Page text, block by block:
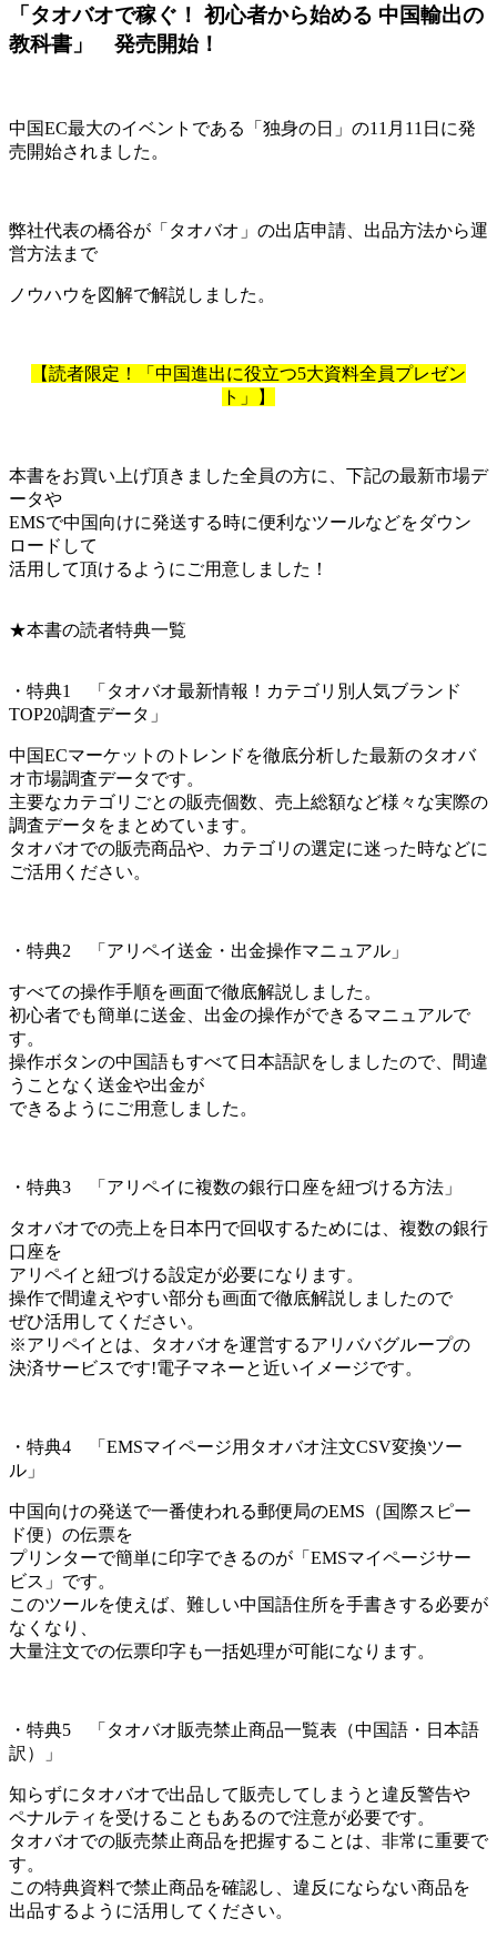
「タオバオで稼ぐ！ 初心者から始める 中国輸出の
教科書」 発売開始！
中国EC最大のイベントである「独身の日」の11月11日に発
売開始されました。
弊社代表の橋谷が「タオバオ」の出店申請、出品方法から運
営方法まで
ノウハウを図解で解説しました。
【読者限定！「中国進出に役立つ5大資料全員プレゼン
ト」】
本書をお買い上げ頂きました全員の方に、下記の最新市場デ
ータや
EMSで中国向けに発送する時に便利なツールなどをダウン
ロードして
活用して頂けるようにご用意しました！
★本書の読者特典一覧
・特典1 「タオバオ最新情報！カテゴリ別人気ブランド
TOP20調査データ」
中国ECマーケットのトレンドを徹底分析した最新のタオバ
オ市場調査データです。
主要なカテゴリごとの販売個数、売上総額など様々な実際の
調査データをまとめています。
タオバオでの販売商品や、カテゴリの選定に迷った時などに
ご活用ください。
・特典2 「アリペイ送金・出金操作マニュアル」
すべての操作手順を画面で徹底解説しました。
初心者でも簡単に送金、出金の操作ができるマニュアルで
す。
操作ボタンの中国語もすべて日本語訳をしましたので、間違
うことなく送金や出金が
できるようにご用意しました。
・特典3 「アリペイに複数の銀行口座を紐づける方法」
タオバオでの売上を日本円で回収するためには、複数の銀行
口座を
アリペイと紐づける設定が必要になります。
操作で間違えやすい部分も画面で徹底解説しましたので
ぜひ活用してください。
※アリペイとは、タオバオを運営するアリババグループの
決済サービスです!電子マネーと近いイメージです。
・特典4 「EMSマイページ用タオバオ注文CSV変換ツー
ル」
中国向けの発送で一番使われる郵便局のEMS（国際スピー
ド便）の伝票を
プリンターで簡単に印字できるのが「EMSマイページサー
ビス」です。
このツールを使えば、難しい中国語住所を手書きする必要が
なくなり、
大量注文での伝票印字も一括処理が可能になります。
・特典5 「タオバオ販売禁止商品一覧表（中国語・日本語
訳）」
知らずにタオバオで出品して販売してしまうと違反警告や
ペナルティを受けることもあるので注意が必要です。
タオバオでの販売禁止商品を把握することは、非常に重要で
す。
この特典資料で禁止商品を確認し、違反にならない商品を
出品するように活用してください。